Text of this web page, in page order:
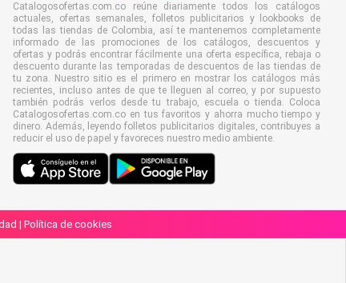
Catalogosofertas.com.co reúne diariamente todos los catálogos
actuales, ofertas semanales, folletos publicitarios y lookbooks de
todas las tiendas de Colombia, así te mantenemos completamente
informado de las promociones de los catálogos, descuentos y
ofertas y podrás encontrar fácilmente una oferta específica, rebaja o
descuento durante las temporadas de descuentos de las tiendas de
tu zona. Nuestro sitio es el primero en mostrar los catálogos más
recientes, incluso antes de que te lleguen al correo, y por supuesto
también podrás verlos desde tu trabajo, escuela o tienda. Coloca
Catalogosofertas.com.co en tus favoritos y ahorra mucho tiempo y
dinero. Además, leyendo folletos publicitarios digitales, contribuyes a
reducir el uso de papel y favoreces nuestro medio ambiente.
| Política de cookies